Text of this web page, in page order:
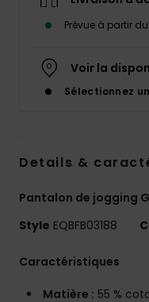
Prévue à partir du
Voir la
Sélectionnez
Details &
Pantalon de jogging
Style EQBFB03188
Caractéristiques
Matière : 55 %